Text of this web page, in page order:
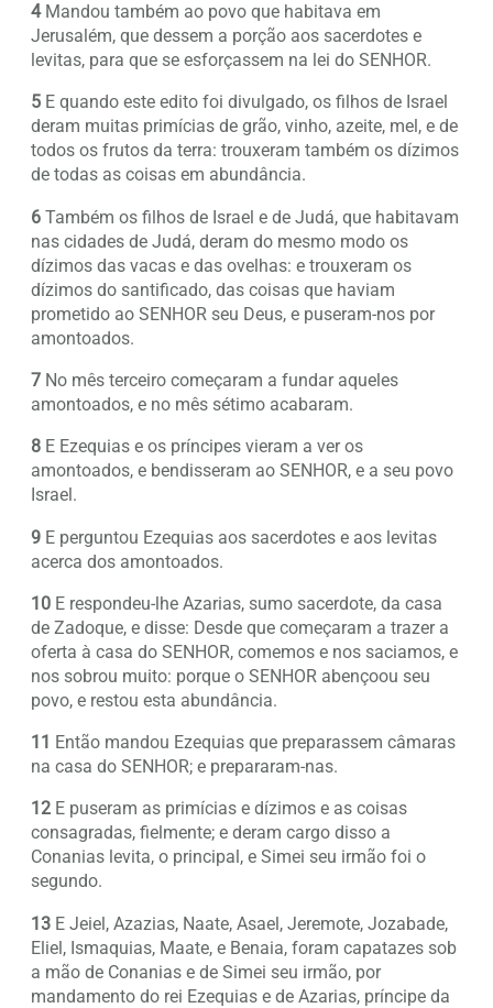
4Mandou também ao povo que habitava em
Jerusalém, que dessem a porção aos sacerdotes e
levitas, para que se esforçassem na lei do SENHOR.
5 E quando este edito foi divulgado, os filhos de Israel
deram muitas primícias de grão, vinho, azeite, mel, e de
todos os frutos da terra: trouxeram também os dízimos
de todas as coisas em abundância.
6 Também os filhos de Israel e de Judá, que habitavam
nas cidades de Judá, deram do mesmo modo os
dízimos das vacas e das ovelhas: e trouxeram os
dízimos do santificado, das coisas que haviam
prometido ao SENHOR seu Deus, e puseram-nos por
amontoados.
7 No mês terceiro começaram a fundar aqueles
amontoados, e no mês sétimo acabaram.
8 E Ezequias e os príncipes vieram a ver os
amontoados, e bendisseram ao SENHOR, e a seu povo
Israel.
9 E perguntou Ezequias aos sacerdotes e aos levitas
acerca dos amontoados.
10 E respondeu-lhe Azarias, sumo sacerdote, da casa
de Zadoque, e disse: Desde que começaram a trazer a
oferta à casa do SENHOR, comemos e nos saciamos, e
nos sobrou muito: porque o SENHOR abençoou seu
povo, e restou esta abundância.
11 Então mandou Ezequias que preparassem câmaras
na casa do SENHOR; e prepararam-nas.
12 E puseram as primícias e dízimos e as coisas
consagradas, fielmente; e deram cargo disso a
Conanias levita, o principal, e Simei seu irmão foi o
segundo.
13 E Jeiel, Azazias, Naate, Asael, Jeremote, Jozabade,
Eliel, Ismaquias, Maate, e Benaia, foram capatazes sob
a mão de Conanias e de Simei seu irmão, por
mandamento do rei Ezequias e de Azarias, príncipe da